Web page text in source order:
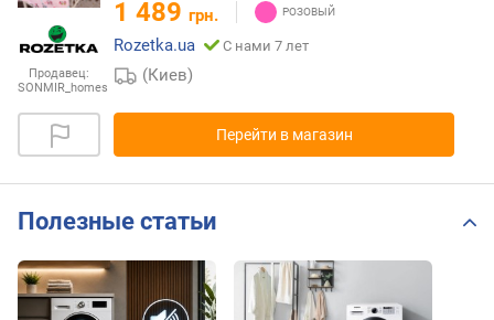
Продавец:
SONMIR_homes
1 489 грн.
Rozetka.ua
С нами 7 лет
(Киев)
Перейти в магазин
Полезные статьи